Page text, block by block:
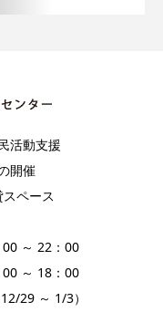
活動支援
開催
ペース
～ 22：00
18：00
29 ～ 1/3）